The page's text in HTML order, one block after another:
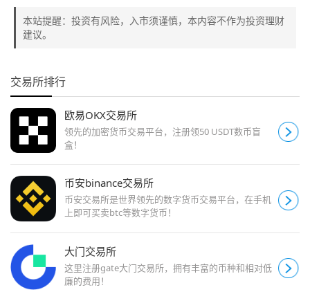
本站提醒：投资有风险，入市须谨慎，本内容不作为投资理财
建议。
交易所排行
欧易OKX交易所
领先的加密货币交易平台，注册领50 USDT数币盲
盒！
币安binance交易所
币安交易所是世界领先的数字货币交易平台，在手机
上即可买卖btc等数字货币！
大门交易所
这里注册gate大门交易所，拥有丰富的币种和相对低
廉的费用！